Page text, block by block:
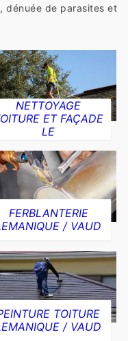
dénuée de parasites et
NETTOYAGE
ET FAÇADE
LE
FERBLANTERIE
/ VAUD
TOITURE
/ VAUD